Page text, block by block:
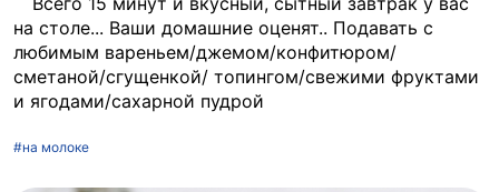
на столе... Ваши домашние оценят.. Подавать с
любимым вареньем/джемом/конфитюром/
сметаной/сгущенкой/ топингом/свежими фруктами
и ягодами/сахарной пудрой
#на молоке